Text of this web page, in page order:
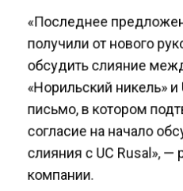
«Последнее
получили от нового
обсудить слияние
«Норильский никель» и
письмо, в котором
согласие на начало
слияния с UC Rusal», —
компании.